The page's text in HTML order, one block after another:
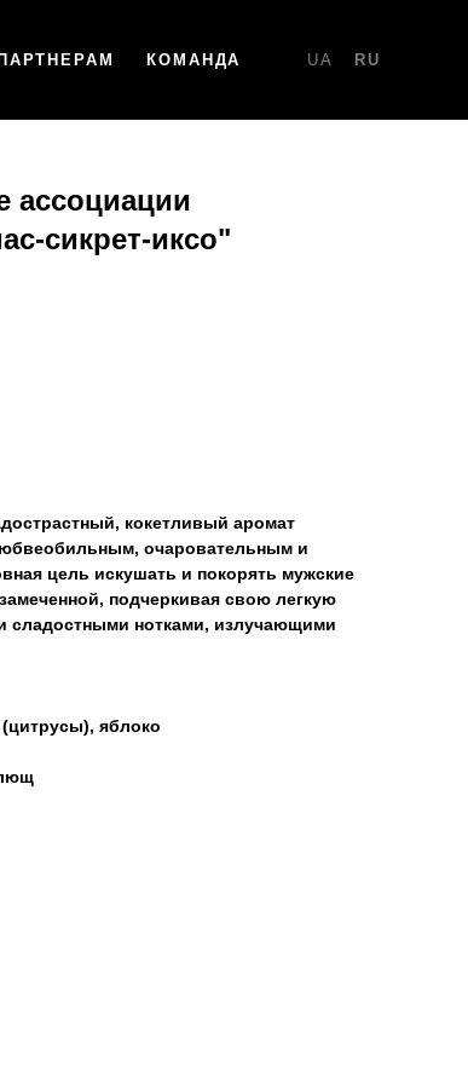
ПАРТНЕРАМ КОМАНДА UA RU
сикрет-иксо"
кокетливый аромат
очаровательным и
цель искушать и покорять мужские
подчеркивая свою легкую
сладостными нотками, излучающими
яблоко